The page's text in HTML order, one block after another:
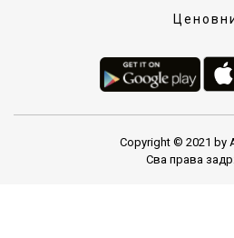
Copyright © 2021 by
Сва права